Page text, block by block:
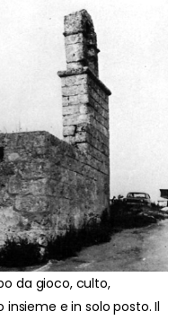
da gioco, culto,
e in solo posto. Il